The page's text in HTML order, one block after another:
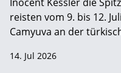
reisten vom 9. bis 12.
Camyuva an der
14. Jul 2026